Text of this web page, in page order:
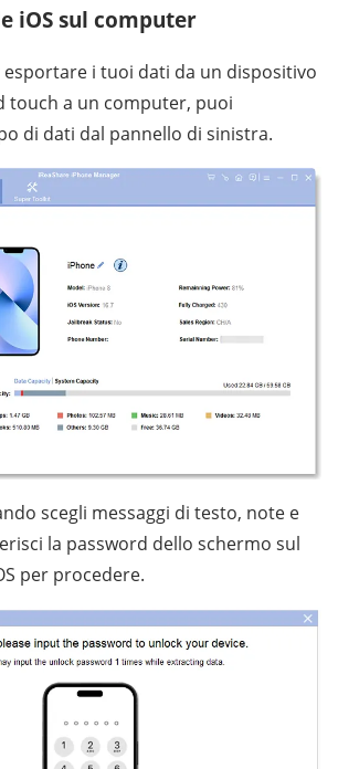
iOS sul computer
esportare i tuoi dati da un dispositivo
touch a un computer, puoi
di dati dal pannello di sinistra.
scegli messaggi di testo, note e
la password dello schermo sul
per procedere.